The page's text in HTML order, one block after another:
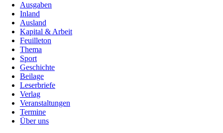
Ausgaben
Inland
Ausland
Kapital & Arbeit
Feuilleton
Thema
Sport
Geschichte
Beilage
Leserbriefe
Verlag
Veranstaltungen
Termine
Über uns